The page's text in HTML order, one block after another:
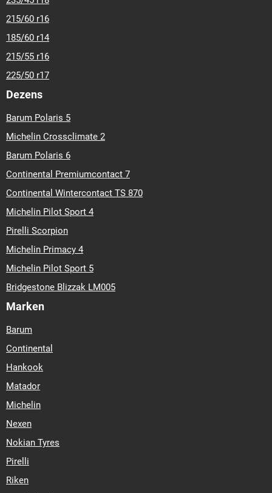
215/60 r16
185/60 r14
215/55 r16
225/50 r17
Dezens
Barum Polaris 5
Michelin Crossclimate 2
Barum Polaris 6
Continental Premiumcontact 7
Continental Wintercontact TS 870
Michelin Pilot Sport 4
Pirelli Scorpion
Michelin Primacy 4
Michelin Pilot Sport 5
Bridgestone Blizzak LM005
Marken
Barum
Continental
Hankook
Matador
Michelin
Nexen
Nokian Tyres
Pirelli
Riken